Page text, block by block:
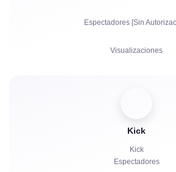
Espectadores [Sin
Visualizaciones
Kick
Kick
Espectadores